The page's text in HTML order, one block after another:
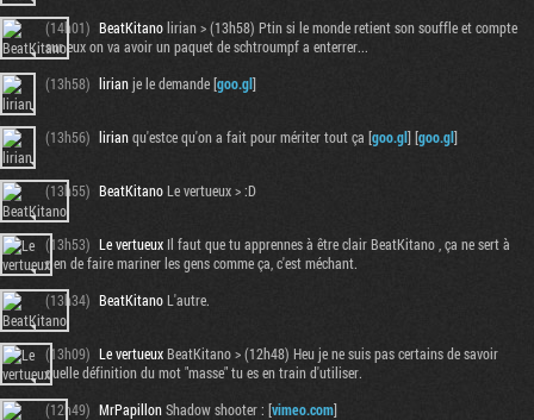
(14h01) BeatKitanolirian > (13h58) Ptin si le monde retient son souffle et compte
sur eux on va avoir un paquet de schtroumpf a enterrer...
(13h58) lirianje le demande [goo.gl]
(13h56) lirianqu'estce qu'on a fait pour mériter tout ça [goo.gl] [goo.gl]
(13h55) BeatKitanoLe vertueux > :D
(13h53) Le vertueux Il faut que tu apprennes à être clair BeatKitano , ça ne sert à
rien de faire mariner les gens comme ça, c'est méchant.
(13h34) BeatKitanoL'autre.
(13h09) Le vertueuxBeatKitano > (12h48) Heu je ne suis pas certains de savoir
quelle définition du mot "masse" tu es en train d'utiliser.
(12h49) MrPapillonShadow shooter : [vimeo.com]